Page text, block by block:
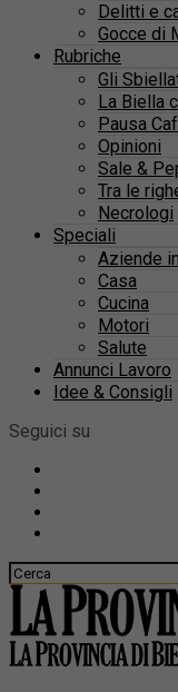
Delitti e
Gocce di
Rubriche
Gli
La Biella
Pausa
Opinioni
Sale &
Tra le
Necrologi
Speciali
Aziende
Casa
Cucina
Motori
Salute
Annunci Lavoro
Idee & Consigli
Seguici su